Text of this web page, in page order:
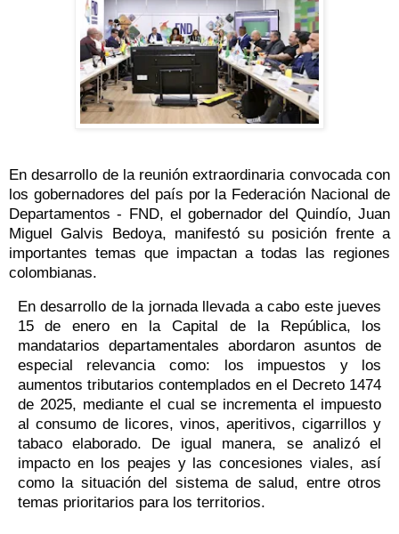
En desarrollo de la reunión extraordinaria convocada con
los gobernadores del país por la Federación Nacional de
Departamentos - FND, el gobernador del Quindío, Juan
Miguel Galvis Bedoya, manifestó su posición frente a
importantes temas que impactan a todas las regiones
colombianas.
En desarrollo de la jornada llevada a cabo este jueves
15 de enero en la Capital de la República, los
mandatarios departamentales abordaron asuntos de
especial relevancia como: los impuestos y los
aumentos tributarios contemplados en el Decreto 1474
de 2025, mediante el cual se incrementa el impuesto
al consumo de licores, vinos, aperitivos, cigarrillos y
tabaco elaborado. De igual manera, se analizó el
impacto en los peajes y las concesiones viales, así
como la situación del sistema de salud, entre otros
temas prioritarios para los territorios.